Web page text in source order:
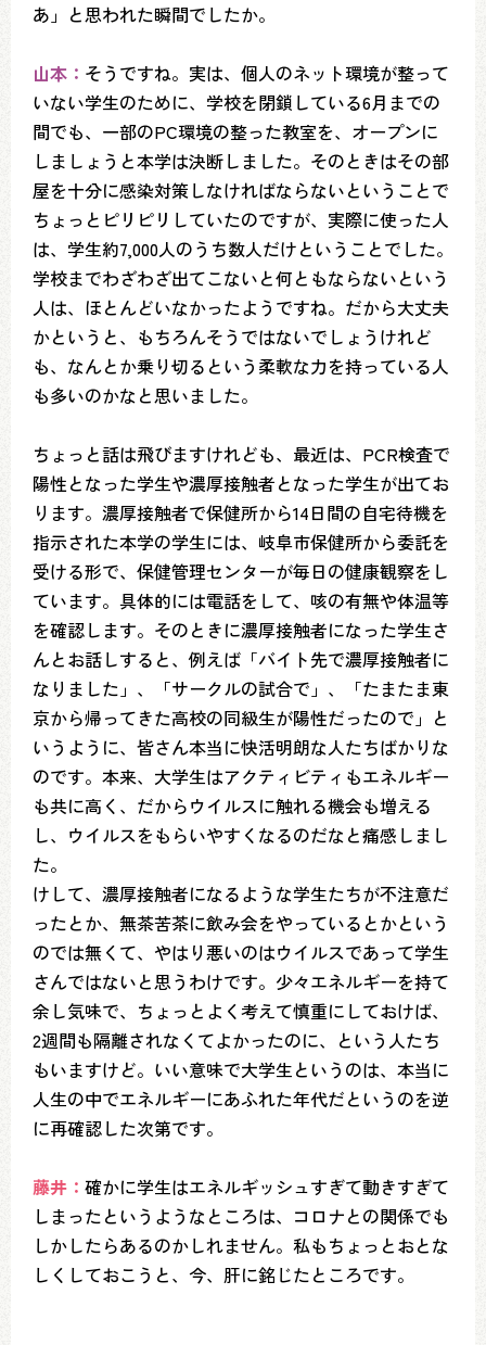
あ」と思われた瞬間でしたか。
山本： そうですね。実は、個人のネット環境が整って
いない学生のために、学校を閉鎖している6月までの
間でも、一部のPC環境の整った教室を、オープンに
しましょうと本学は決断しました。そのときはその部
屋を十分に感染対策しなければならないということで
ちょっとピリピリしていたのですが、実際に使った人
は、学生約7,000人のうち数人だけということでした。
学校までわざわざ出てこないと何ともならないという
人は、ほとんどいなかったようですね。だから大丈夫
かというと、もちろんそうではないでしょうけれど
も、なんとか乗り切るという柔軟な力を持っている人
も多いのかなと思いました。
ちょっと話は飛びますけれども、最近は、PCR検査で
陽性となった学生や濃厚接触者となった学生が出てお
ります。濃厚接触者で保健所から14日間の自宅待機を
指示された本学の学生には、岐阜市保健所から委託を
受ける形で、保健管理センターが毎日の健康観察をし
ています。具体的には電話をして、咳の有無や体温等
を確認します。そのときに濃厚接触者になった学生さ
んとお話しすると、例えば「バイト先で濃厚接触者に
なりました」、「サークルの試合で」、「たまたま東
京から帰ってきた高校の同級生が陽性だったので」と
いうように、皆さん本当に快活明朗な人たちばかりな
のです。本来、大学生はアクティビティもエネルギー
も共に高く、だからウイルスに触れる機会も増える
し、ウイルスをもらいやすくなるのだなと痛感しまし
た。
けして、濃厚接触者になるような学生たちが不注意だ
ったとか、無茶苦茶に飲み会をやっているとかという
のでは無くて、やはり悪いのはウイルスであって学生
さんではないと思うわけです。少々エネルギーを持て
余し気味で、ちょっとよく考えて慎重にしておけば、
2週間も隔離されなくてよかったのに、という人たち
もいますけど。いい意味で大学生というのは、本当に
人生の中でエネルギーにあふれた年代だというのを逆
に再確認した次第です。
藤井： 確かに学生はエネルギッシュすぎて動きすぎて
しまったというようなところは、コロナとの関係でも
しかしたらあるのかしれません。私もちょっとおとな
しくしておこうと、今、肝に銘じたところです。